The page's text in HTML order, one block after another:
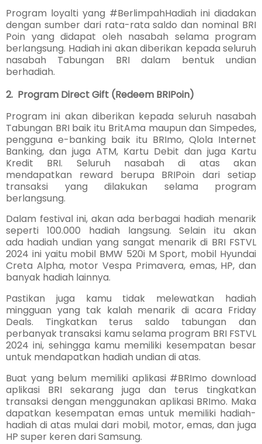
Program loyalti yang #BerlimpahHadiah ini diadakan
dengan sumber dari rata-rata saldo dan nominal BRI
Poin yang didapat oleh nasabah selama program
berlangsung. Hadiah ini akan diberikan kepada seluruh
nasabah Tabungan BRI dalam bentuk undian
berhadiah.
2. Program Direct Gift (Redeem BRIPoin)
Program ini akan diberikan kepada seluruh nasabah
Tabungan BRI baik itu BritAma maupun dan Simpedes,
pengguna e-banking baik itu BRImo, Qlola Internet
Banking, dan juga ATM, Kartu Debit dan juga Kartu
Kredit BRI. Seluruh nasabah di atas akan
mendapatkan reward berupa BRIPoin dari setiap
transaksi yang dilakukan selama program
berlangsung.
Dalam festival ini, akan ada berbagai hadiah menarik
seperti 100.000 hadiah langsung. Selain itu akan
ada hadiah undian yang sangat menarikdi BRI FSTVL
2024 iniyaitu mobil BMW 520i M Sport, mobil Hyundai
Creta Alpha, motor Vespa Primavera, emas, HP, dan
banyak hadiah lainnya.
Pastikan juga kamu tidak melewatkan hadiah
mingguan yang tak kalah menarik di acara Friday
Deals. Tingkatkan terus saldo tabungan dan
perbanyak transaksi kamu selama program BRI FSTVL
2024 ini, sehingga kamu memiliki kesempatan besar
untuk mendapatkan hadiah undian di atas.
Buat yang belum memiliki aplikasi #BRImo download
aplikasi BRI sekarang juga dan terus tingkatkan
transaksi dengan menggunakan aplikasi BRImo. Maka
dapatkan kesempatan emas untuk memiliki hadiah-
hadiah di atas mulai dari mobil, motor, emas, dan juga
HP super keren dari Samsung.